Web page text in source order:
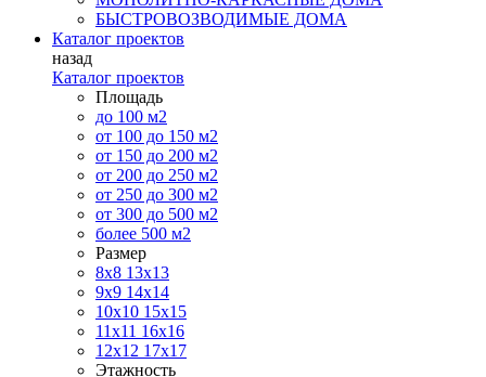
БЫСТРОВОЗВОДИМЫЕ ДОМА
Каталог проектов
назад
Каталог проектов
Площадь
до 100 м2
от 100 до 150 м2
от 150 до 200 м2
от 200 до 250 м2
от 250 до 300 м2
от 300 до 500 м2
более 500 м2
Размер
8х8 13х13
9х9 14х14
10х10 15х15
11x11 16х16
12х12 17х17
Этажность